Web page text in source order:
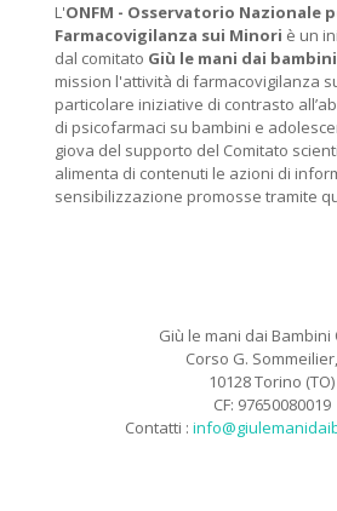
L'ONFM - Osservatorio Nazionale
Farmacovigilanza sui Minori è un
dal comitato Giù le mani dai bambini
mission l'attività di farmacovigilanza
particolare iniziative di contrasto
di psicofarmaci su bambini e
giova del supporto del Comitato
alimenta di contenuti le azioni di
sensibilizzazione promosse tramite
Giù le mani dai Bambini
Corso G.
10128 Torino (TO)
CF: 97650080019
Contatti :